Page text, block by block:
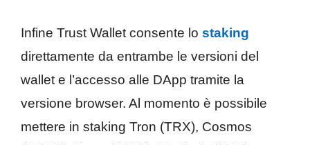
Infine Trust Wallet consente lo staking
direttamente da entrambe le versioni del
wallet e l’accesso alle DApp tramite la
versione browser. Al momento è possibile
mettere in staking Tron (TRX), Cosmos